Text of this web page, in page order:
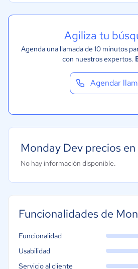
Bienes raíces
Software / TI
Telecomunicaciones
Manufactura
ONG
Gobierno
Agiliza tu
Agenda una llamada de 10 minutos
con nuestros expertos.
Agendar
Monday Dev precios
No hay información disponible.
Funcionalidades de
Funcionalidad
Usabilidad
Servicio al cliente